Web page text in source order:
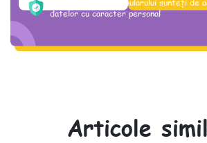
datelor cu caracter personal
Articole